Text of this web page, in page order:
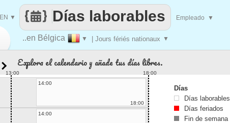
..en Bélgica ▼ | Jours fériés nationaux ▼
Días laborables
EN ▼ Empleado ▼
Explora el calendario y añade tus días libres.
13:00 18:00
14:00
18:00
14:00
Días
Días laborables
Días feriados
Fin de semana